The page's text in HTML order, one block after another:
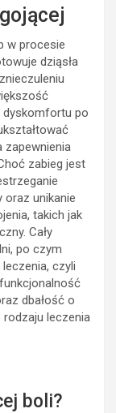
w procesie
dziąsła
dyskomfortu po
zapewnienia
zabieg jest
unikanie
takich jak
Cały
po czym
czyli
dbałość o
leczenia
boli?